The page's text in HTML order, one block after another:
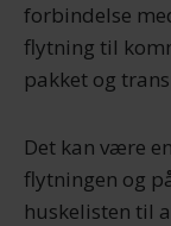
forbindelse
flytning til
pakket og
Det kan være
flytningen og
huskelisten til